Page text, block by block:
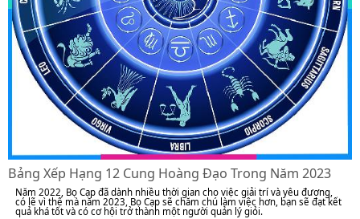
Bảng Xếp Hạng 12 Cung Hoàng Đạo Trong Năm 2023
Năm 2022, Bọ Cạp đã dành nhiều thời gian cho việc giải trí và yêu đương,
có lẽ vì thế mà năm 2023, Bọ Cạp sẽ chăm chú làm việc hơn, bạn sẽ đạt kết
quả khá tốt và có cơ hội trở thành một người quản lý giỏi.